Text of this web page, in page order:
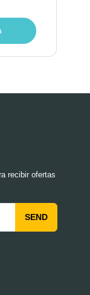
recibir ofertas
SEND